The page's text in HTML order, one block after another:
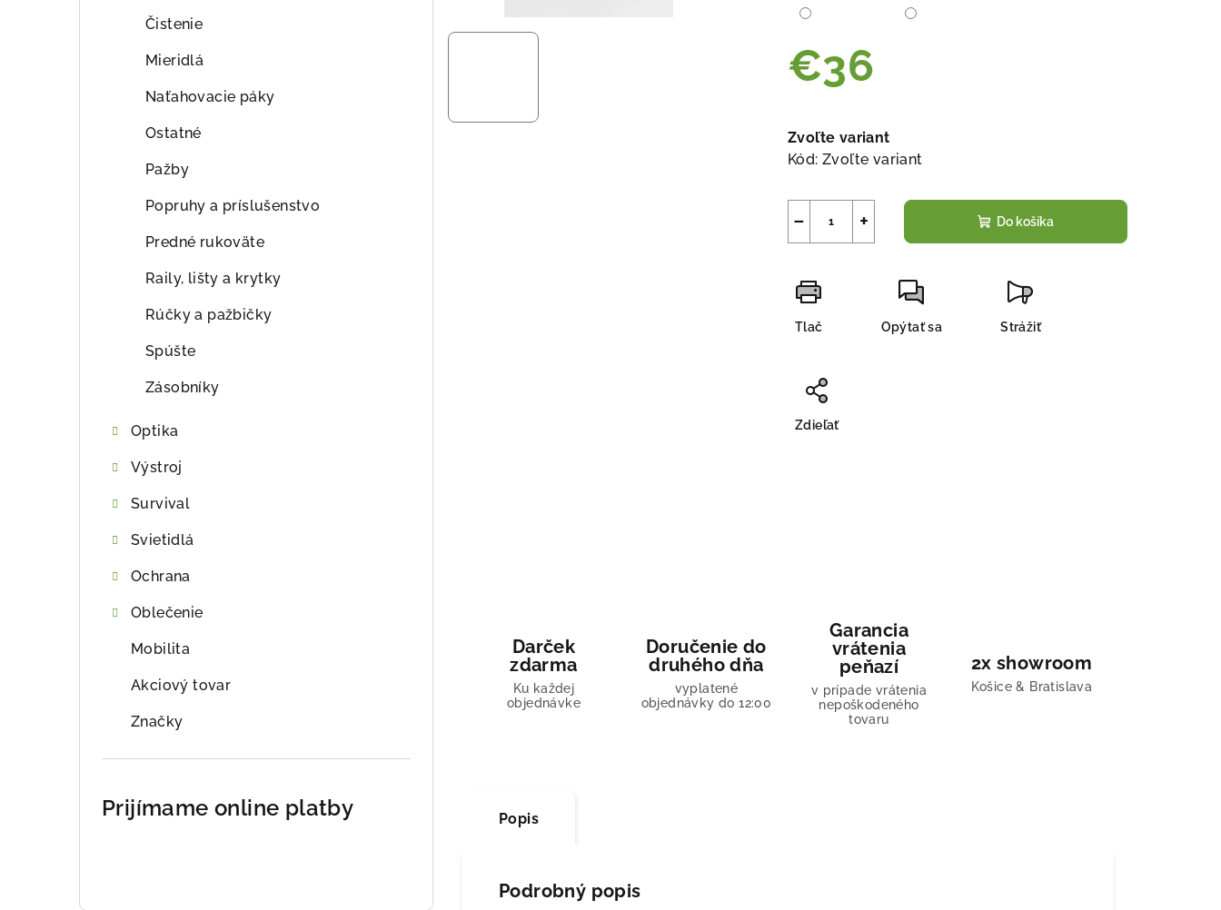
Čistenie
Mieridlá
Naťahovacie páky
Ostatné
Pažby
Popruhy a príslušenstvo
Predné rukoväte
Raily, lišty a krytky
Rúčky a pažbičky
Spúšte
Zásobníky
Optika
Výstroj
Survival
Svietidlá
Ochrana
Oblečenie
Mobilita
Akciový tovar
Značky
Prijímame online platby
€36
cena:
Zvoľte variant
Kód: Zvoľte variant
+
− Do košíka
Tlač Opýtať sa Strážiť
Zdieľať
Darček
zdarma
Ku každej
objednávke
Doručenie do
druhého dňa
vyplatené
objednávky do 12:00
Garancia
vrátenia
peňazí
v prípade vrátenia
nepoškodeného
tovaru
2x showroom
Košice & Bratislava
Popis
Podrobný popis